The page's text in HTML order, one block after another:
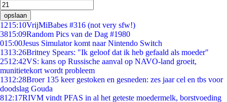
opslaan
1215:10VrijMiBabes #316 (not very sfw!)
3815:09Random Pics van de Dag #1980
015:00Jesus Simulator komt naar Nintendo Switch
1313:26Britney Spears: "Ik geloof dat ik heb gefaald als moeder"
2512:42VS: kans op Russische aanval op NAVO-land groeit,
munitietekort wordt probleem
1312:28Broer 135 keer gestoken en gesneden: zes jaar cel en tbs voor
doodslag Gouda
812:17RIVM vindt PFAS in al het geteste moedermelk, borstvoeding